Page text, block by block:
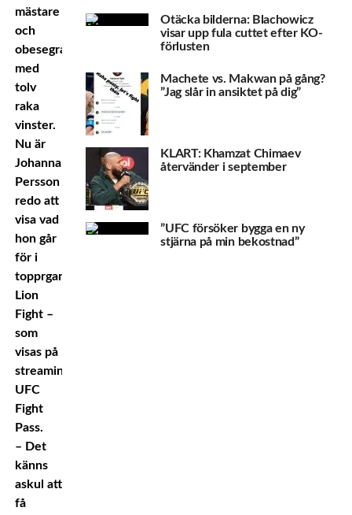
mästare
och
obesegrad
med
tolv
raka
vinster.
Nu är
Johanna
Persson
redo att
visa vad
hon går
för i
topprganisationen
Lion
Fight –
som
visas på
streamingtjänsten
UFC
Fight
Pass.
– Det
känns
askul att
få
Otäcka bilderna: Blachowicz
visar upp fula cuttet efter KO-
förlusten
Machete vs. Makwan på gång?
”Jag slår in ansiktet på dig”
KLART: Khamzat Chimaev
återvänder i september
”UFC försöker bygga en ny
stjärna på min bekostnad”